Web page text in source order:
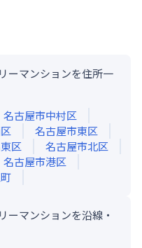
ーマンションを住所一
名古屋市中村区
名古屋市東区
区
名古屋市北区
名古屋市港区
ーマンションを沿線・